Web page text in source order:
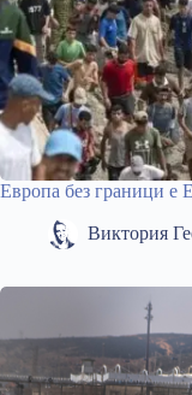
Европа без граници е
Виктория